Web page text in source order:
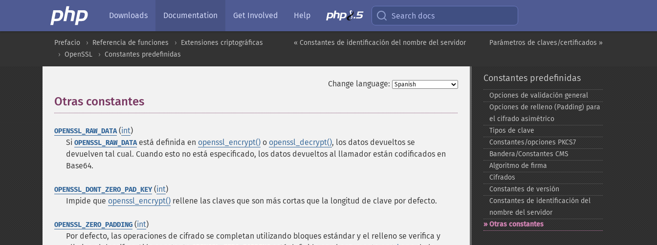
Downloads Documentation Get Involved Help Search docs
Parámetros de claves/certificados »
« Constantes de identificación del nombre del servidor
Prefacio Referencia de funciones
Extensiones criptográficas
OpenSSL
Constantes predefinidas
Change language:
Otras constantes
OPENSSL_RAW_DATA(int)
Si OPENSSL_RAW_DATAestá definida en openssl_encrypt() o openssl_decrypt(), los datos devueltos se
devuelven tal cual. Cuando esto no está especificado, los datos devueltos al llamador están codificados en
Base64.
OPENSSL_DONT_ZERO_PAD_KEY(int)
Impide que openssl_encrypt() rellene las claves que son más cortas que la longitud de clave por defecto.
OPENSSL_ZERO_PADDING (int)
Por defecto, las operaciones de cifrado se completan utilizando bloques estándar y el relleno se verifica y
Constantes predefinidas
Opciones de validación general
Opciones de relleno (Padding) para
el cifrado asimétrico
Tipos de clave
Constantes/opciones PKCS7
Bandera/Constantes CMS
Algoritmo de firma
Cifrados
Constantes de versión
Constantes de identificación del
nombre del servidor
Otras constantes